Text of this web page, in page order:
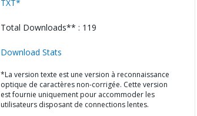
TXT*
Total Downloads** : 119
Download Stats
*La version texte est une version à reconnaissance
optique de caractères non-corrigée. Cette version
est fournie uniquement pour accommoder les
utilisateurs disposant de connections lentes.